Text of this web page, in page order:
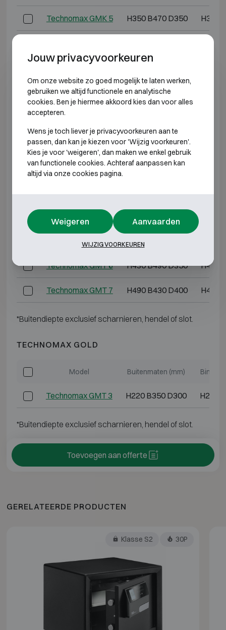
Technomax GMK 5 H350 B470 D350 H330
H410
Technomax GMK 7
Technomax GMD 3 H220 B350 D300
Technomax GMD 4
Technomax GMD 5 H350 B470 D350
Technomax GMD 6 H430 B490 D350
Technomax GMT 4
Technomax GMT 5 H350 B470 D350
Technomax GMT 6 H430 B490 D350 H410
Technomax GMT 7 H490 B430 D400 H470
*Buitendiepte exclusief scharnieren, hendel of slot.
TECHNOMAX GOLD
Model Buitenmaten (mm)
Technomax GMT 3 H220 B350 D300 H200
*Buitendiepte exclusief scharnieren, hendel of slot.
Toevoegen aan offerte
GERELATEERDE PRODUCTEN
Klasse S2 30P
Jouw privacyvoorkeuren
Om onze website zo goed mogelijk te laten werken,
gebruiken we altijd functionele en analytische
cookies. Ben je hiermee akkoord kies dan voor alles
accepteren.
Wens je toch liever je privacyvoorkeuren aan te
passen, dan kan je kiezen voor 'Wijzig voorkeuren'.
Kies je voor 'weigeren', dan maken we enkel gebruik
van functionele cookies. Achteraf aanpassen kan
altijd via onze cookies pagina.
Weigeren Aanvaarden
WIJZIG VOORKEUREN